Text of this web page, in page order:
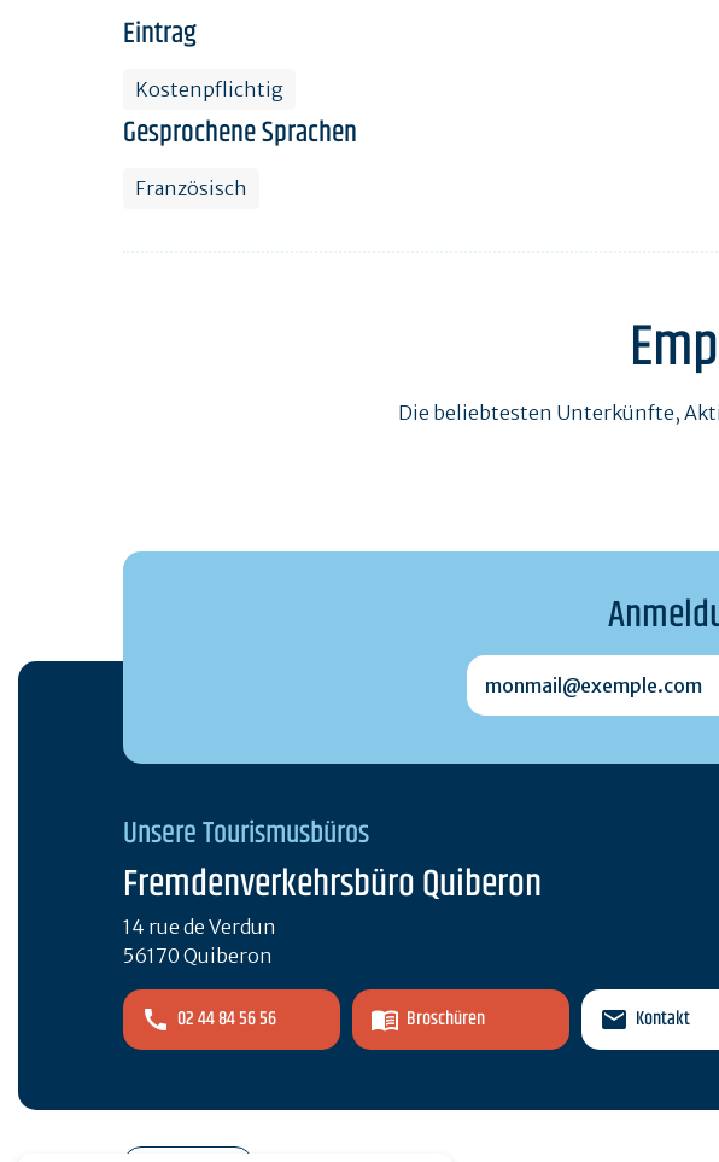
Eintrag
Kostenpflichtig
Gesprochene Sprachen
Französisch
Die beliebtesten Unterkünfte,
monmail@exemple.com
Unsere Tourismusbüros
Fremdenverkehrsbüro Quiberon
14 rue de Verdun
56170 Quiberon
02 44 84 56 56 Broschüren Kontakt